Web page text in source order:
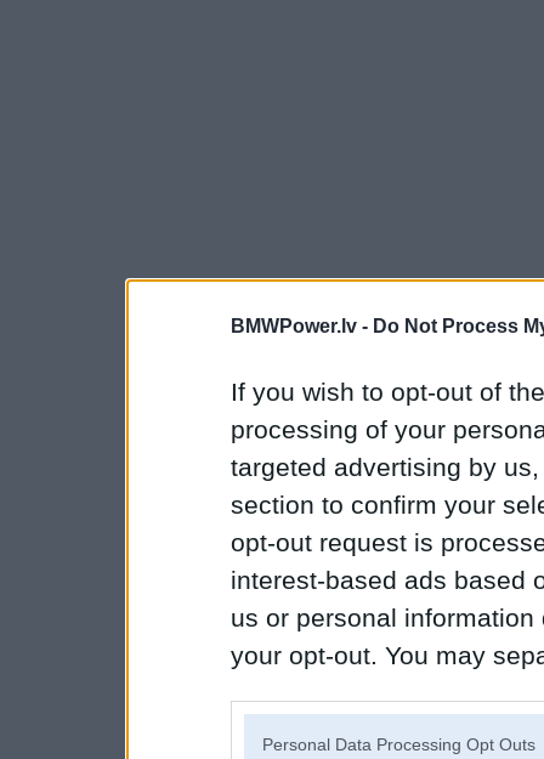
BMWPower.lv - Do Not Process
If you wish to opt-out of
processing of your
targeted advertising by
section to confirm your
opt-out request is
interest-based ads based
us or personal
your opt-out. You may
Personal Data Processing Opt Outs